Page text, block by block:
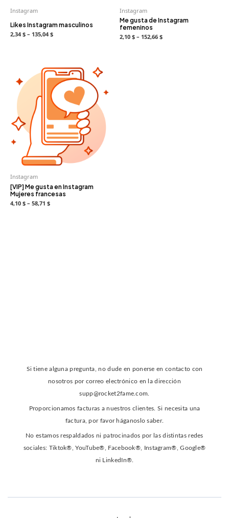
Instagram
Likes Instagram masculinos
2,34 $ – 135,04 $
Instagram
Me gusta de Instagram
femeninos
2,10 $ – 152,66 $
Instagram
[VIP] Me gusta en Instagram
Mujeres francesas
4,10 $ – 58,71 $
Si tiene alguna pregunta, no dude en ponerse en contacto con
nosotros por correo electrónico en la dirección
supp@rocket2fame.com
Proporcionamos facturas a nuestros clientes. Si necesita una
factura, por favor háganoslo saber.
No estamos respaldados ni patrocinados por las distintas redes
sociales: Tiktok®, YouTube®, Facebook®, Instagram®, Google®
ni LinkedIn®.